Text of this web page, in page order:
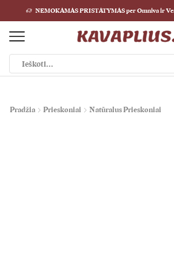
NEMOKAMAS PRISTATYMAS per Omniva ir
Pradžia Prieskoniai Natūralus Prieskoniai